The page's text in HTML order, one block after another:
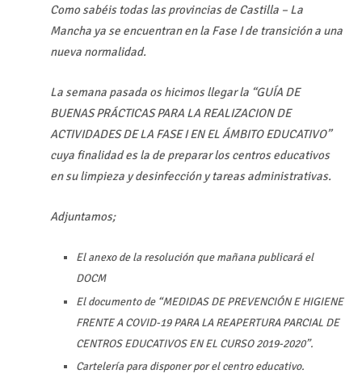
Como sabéis todas las provincias de Castilla – La
Mancha ya se encuentran en la Fase I de transición a una
nueva normalidad.
La semana pasada os hicimos llegar la “GUÍA DE
BUENAS PRÁCTICAS PARA LA REALIZACION DE
ACTIVIDADES DE LA FASE I EN EL ÁMBITO EDUCATIVO”
cuya finalidad es la de preparar los centros educativos
en su limpieza y desinfección y tareas administrativas.
Adjuntamos;
El anexo de la resolución que mañana publicará el
DOCM
El documento de “MEDIDAS DE PREVENCIÓN E HIGIENE
FRENTE A COVID-19 PARA LA REAPERTURA PARCIAL DE
CENTROS EDUCATIVOS EN EL CURSO 2019-2020”.
Cartelería para disponer por el centro educativo.